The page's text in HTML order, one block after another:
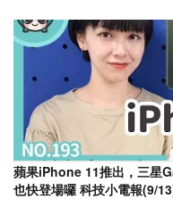
蘋果iPhone 11推出，三星
也快登場囉 科技小電報(9/